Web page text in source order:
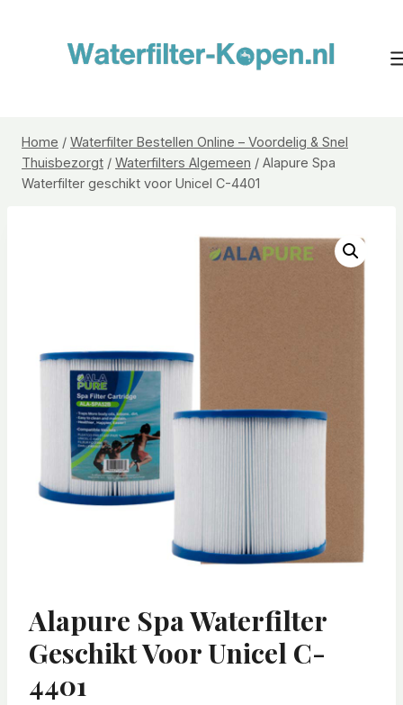
Home / Waterfilter Bestellen Online – Voordelig & Snel
Thuisbezorgt / Waterfilters Algemeen / Alapure Spa
Waterfilter geschikt voor Unicel C-4401
Alapure Spa Waterfilter
Geschikt Voor Unicel C-
4401